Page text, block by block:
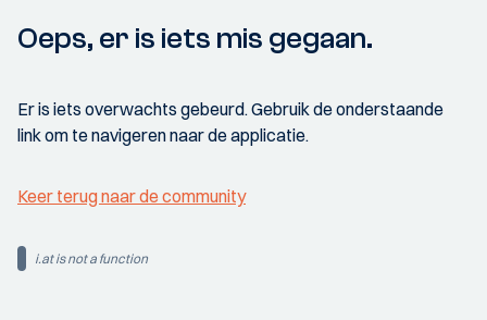
Oeps, er is iets mis gegaan.
Er is iets overwachts gebeurd. Gebruik de onderstaande
link om te navigeren naar de applicatie.
Keer terug naar de community
i.at is not a function